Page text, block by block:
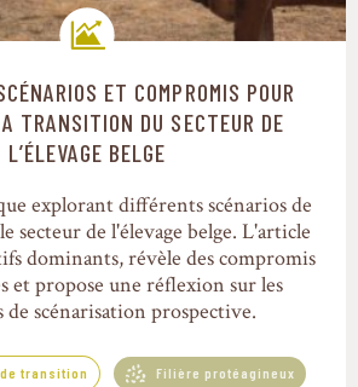
Trajectoires de transition
ET COMPROMIS POUR
TRANSITION DU SECTEUR DE
L’ÉLEVAGE BELGE
explorant différents scénarios de
secteur de l'élevage belge. L'article
dominants, révèle des compromis
et propose une réflexion sur les
de scénarisation prospective.
transition Filière protéagineux